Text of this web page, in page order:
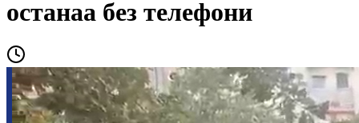
останаа без телефони